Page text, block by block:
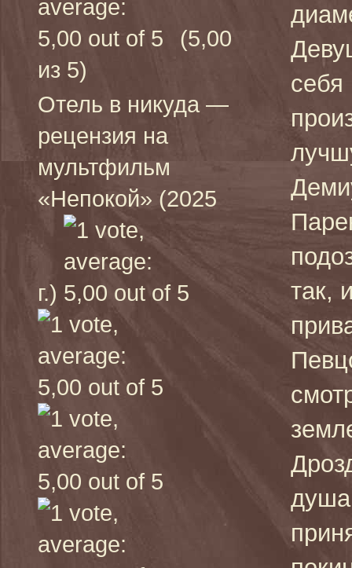
(5,00
из 5)
Отель в никуда —
рецензия на
мультфильм
«Непокой» (2025
г.)
так,
душа